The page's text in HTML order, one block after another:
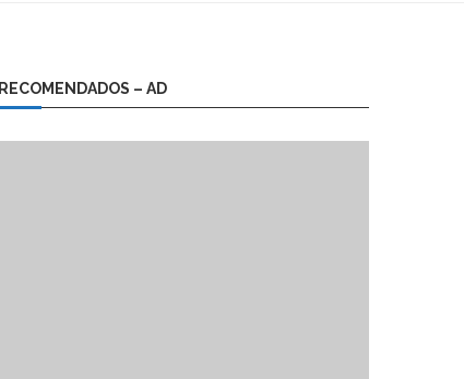
RECOMENDADOS – AD